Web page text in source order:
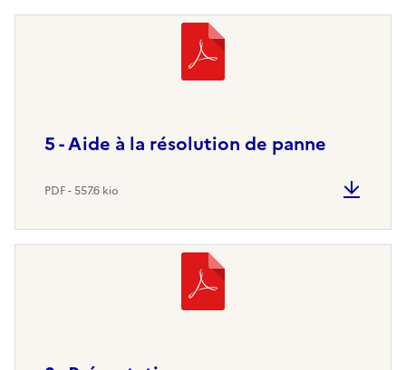
5 - Aide à la résolution de panne
PDF - 557.6 kio